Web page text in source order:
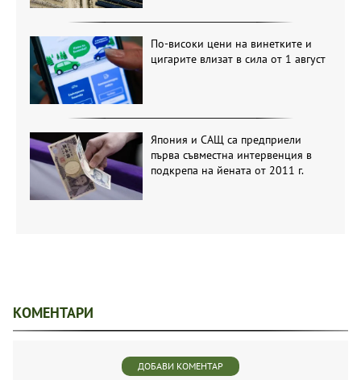
По-високи цени на винетките и
цигарите влизат в сила от 1 август
Япония и САЩ са предприели
първа съвместна интервенция в
подкрепа на йената от 2011 г.
КОМЕНТАРИ
ДОБАВИ КОМЕНТАР